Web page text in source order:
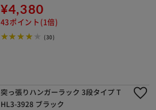
¥4,380
43ポイント(1倍)
(30)
突っ張りハンガーラック 3段タイプ T
HL3-3928 ブラック